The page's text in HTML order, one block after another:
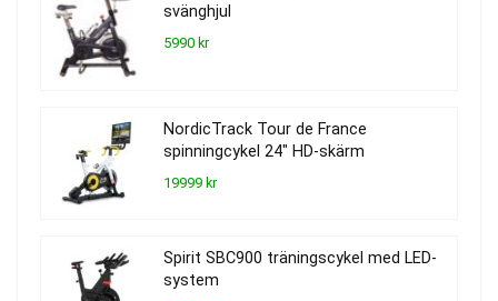
svänghjul
5990 kr
NordicTrack Tour de France
spinningcykel 24″ HD-skärm
19999 kr
Spirit SBC900 träningscykel med LED-
system